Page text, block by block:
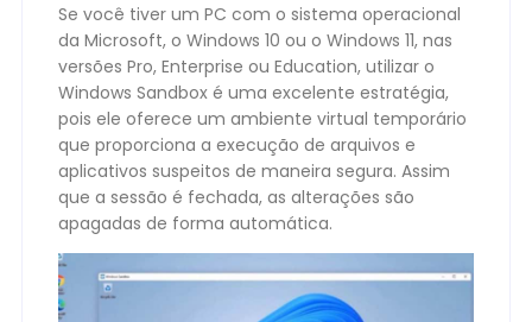
Se você tiver um PC com o sistema operacional
da Microsoft, o Windows 10 ou o Windows 11, nas
versões Pro, Enterprise ou Education, utilizar o
Windows Sandbox é uma excelente estratégia,
pois ele oferece um ambiente virtual temporário
que proporciona a execução de arquivos e
aplicativos suspeitos de maneira segura. Assim
que a sessão é fechada, as alterações são
apagadas de forma automática.